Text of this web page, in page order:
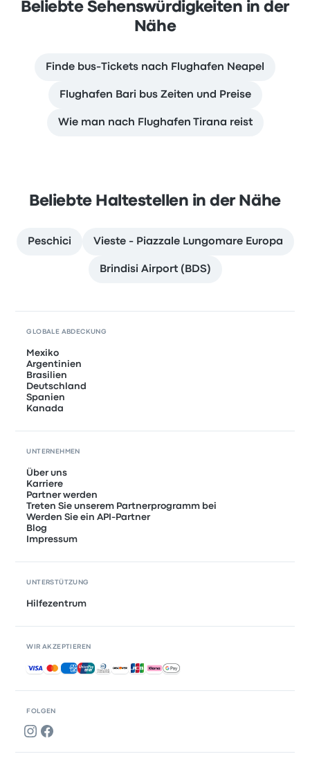
Beliebte Sehenswürdigkeiten in der
Nähe
Finde bus-Tickets nach Flughafen Neapel
Flughafen Bari bus Zeiten und Preise
Wie man nach Flughafen Tirana reist
Beliebte Haltestellen in der Nähe
Peschici Vieste - Piazzale Lungomare Europa
Brindisi Airport (BDS)
FOLGEN
GLOBALE ABDECKUNG
Mexiko
Argentinien
Brasilien
Deutschland
Spanien
Kanada
UNTERNEHMEN
Über uns
Karriere
Partner werden
Treten Sie unserem Partnerprogramm bei
Werden Sie ein API-Partner
Blog
Impressum
UNTERSTÜTZUNG
Hilfezentrum
WIR AKZEPTIEREN
Akzeptierte Zahlungsmethoden